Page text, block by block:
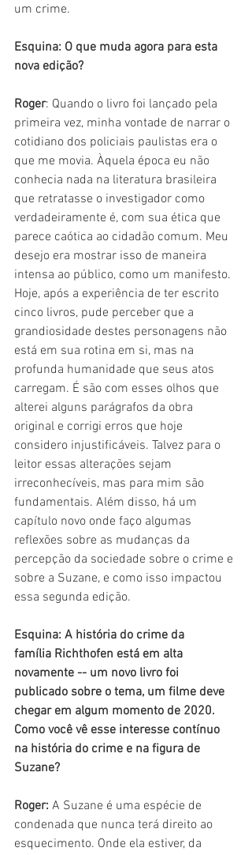
um crime.
Esquina: O que muda agora para esta
nova edição?
Roger: Quando o livro foi lançado pela
primeira vez, minha vontade de narrar o
cotidiano dos policiais paulistas era o
que me movia. Àquela época eu não
conhecia nada na literatura brasileira
que retratasse o investigador como
verdadeiramente é, com sua ética que
parece caótica ao cidadão comum. Meu
desejo era mostrar isso de maneira
intensa ao público, como um manifesto.
Hoje, após a experiência de ter escrito
cinco livros, pude perceber que a
grandiosidade destes personagens não
está em sua rotina em si, mas na
profunda humanidade que seus atos
carregam. É são com esses olhos que
alterei alguns parágrafos da obra
original e corrigi erros que hoje
considero injustificáveis. Talvez para o
leitor essas alterações sejam
irreconhecíveis, mas para mim são
fundamentais. Além disso, há um
capítulo novo onde faço algumas
reflexões sobre as mudanças da
percepção da sociedade sobre o crime e
sobre a Suzane, e como isso impactou
essa segunda edição.
Esquina: A história do crime da
família Richthofen está em alta
novamente -- um novo livro foi
publicado sobre o tema, um filme deve
chegar em algum momento de 2020.
Como você vê esse interesse contínuo
na história do crime e na figura de
Suzane?
Roger: A Suzane é uma espécie de
condenada que nunca terá direito ao
esquecimento. Onde ela estiver, da